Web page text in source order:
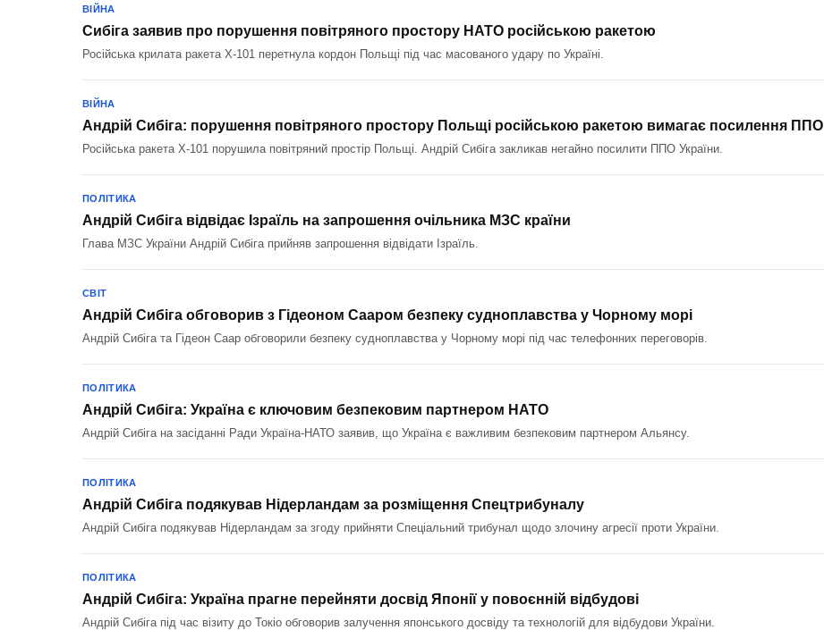
ВІЙНА
Сибіга заявив про порушення повітряного простору НАТО російською ракетою
Російська крилата ракета Х-101 перетнула кордон Польщі під час масованого удару по Україні.
ВІЙНА
Андрій Сибіга: порушення повітряного простору Польщі російською ракетою вимагає посилення ППО
Російська ракета Х-101 порушила повітряний простір Польщі. Андрій Сибіга закликав негайно посилити ППО України.
ПОЛІТИКА
Андрій Сибіга відвідає Ізраїль на запрошення очільника МЗС країни
Глава МЗС України Андрій Сибіга прийняв запрошення відвідати Ізраїль.
СВІТ
Андрій Сибіга обговорив з Гідеоном Сааром безпеку судноплавства у Чорному морі
Андрій Сибіга та Гідеон Саар обговорили безпеку судноплавства у Чорному морі під час телефонних переговорів.
ПОЛІТИКА
Андрій Сибіга: Україна є ключовим безпековим партнером НАТО
Андрій Сибіга на засіданні Ради Україна-НАТО заявив, що Україна є важливим безпековим партнером Альянсу.
ПОЛІТИКА
Андрій Сибіга подякував Нідерландам за розміщення Спецтрибуналу
Андрій Сибіга подякував Нідерландам за згоду прийняти Спеціальний трибунал щодо злочину агресії проти України.
ПОЛІТИКА
Андрій Сибіга: Україна прагне перейняти досвід Японії у повоєнній відбудові
Андрій Сибіга під час візиту до Токіо обговорив залучення японського досвіду та технологій для відбудови України.